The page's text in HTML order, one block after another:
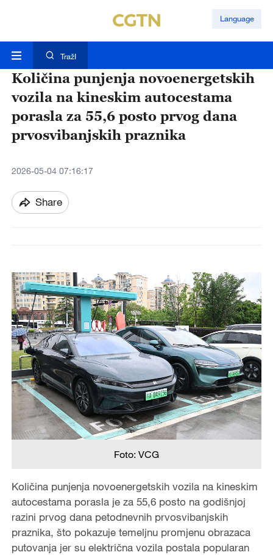
Language
TražI
Količina punjenja novoenergetskih
vozila na kineskim autocestama
porasla za 55,6 posto prvog dana
prvosvibanjskih praznika
2026-05-04 07:16:17
Share
Foto: VCG
Količina punjenja novoenergetskih vozila na kineskim
autocestama porasla je za 55,6 posto na godišnjoj
razini prvog dana petodnevnih prvosvibanjskih
praznika, što pokazuje temeljnu promjenu obrazaca
putovanja jer su električna vozila postala popularan